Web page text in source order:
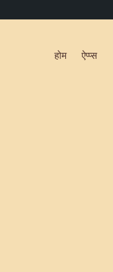
होम ऐप्प्स